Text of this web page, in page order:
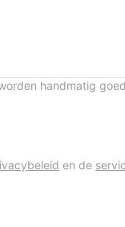
handmatig
en de